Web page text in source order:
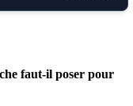
faut-il poser pour